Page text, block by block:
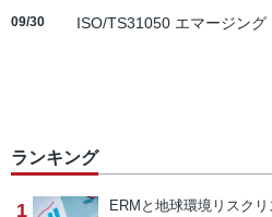
09/30 ISO/TS31050 エマージング
ランキング
1 ERMと地球環境リスク